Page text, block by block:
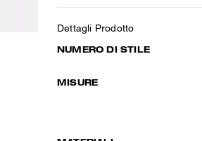
Dettagli Prodotto
NUMERO DI STILE
MISURE